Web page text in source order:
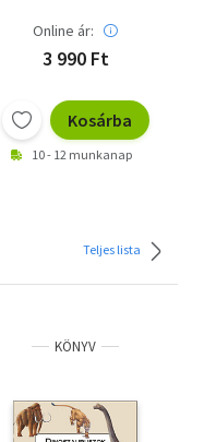
enciklopédia 1. Halak
és kétéltűek +
Dinoszauruszok és
enciklopédia 5.
Emlősök és főemlősök
Online ár:
3 990 Ft
Kosárba
10 - 12 munkanap
Teljes lista
KÖNYV